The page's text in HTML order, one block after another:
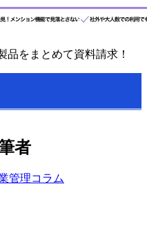
品をまとめて資料請求！
者
管理コラム